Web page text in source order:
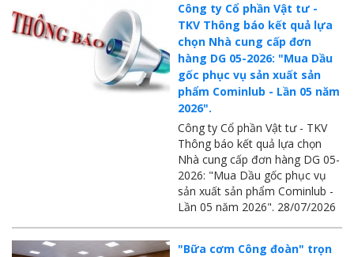
MTS: 60 NĂM TIÊN PHONG KIẾN TẠO GIÁ TRỊ BỀN VỮNG
Video quy trình Bỏ phiếu Bầu cử sắp tới
MTS: KHÁNH THÀNH CỬA HÀNG XĂNG DẦU CẨM PHẢ
MTS: 5 NĂM - TỪ ĐẠI HỘI ĐẾN ĐẠI HỘI
Cách phòng chống covid-19 tại nơi làm việc
Sản phẩm dầu nhờn của Công ty CP Vật tư tạo ấn tượng tốt tại Lễ tổng kết
Cominlub: Dấu ấn 20 năm 12/11 (1997-2017)
MTS: Công nghệ hiện đại - Kết nối thông minh
Công ty Cổ phần Vật tư -
TKV Thông báo kết quả lựa
chọn Nhà cung cấp đơn
hàng DG 05-2026: "Mua Dầu
gốc phục vụ sản xuất sản
phẩm Cominlub - Lần 05 năm
2026".
Công ty Cổ phần Vật tư - TKV
Thông báo kết quả lựa chọn
Nhà cung cấp đơn hàng DG 05-
2026: "Mua Dầu gốc phục vụ
sản xuất sản phẩm Cominlub -
Lần 05 năm 2026". 28/07/2026
"Bữa cơm Công đoàn" trọn